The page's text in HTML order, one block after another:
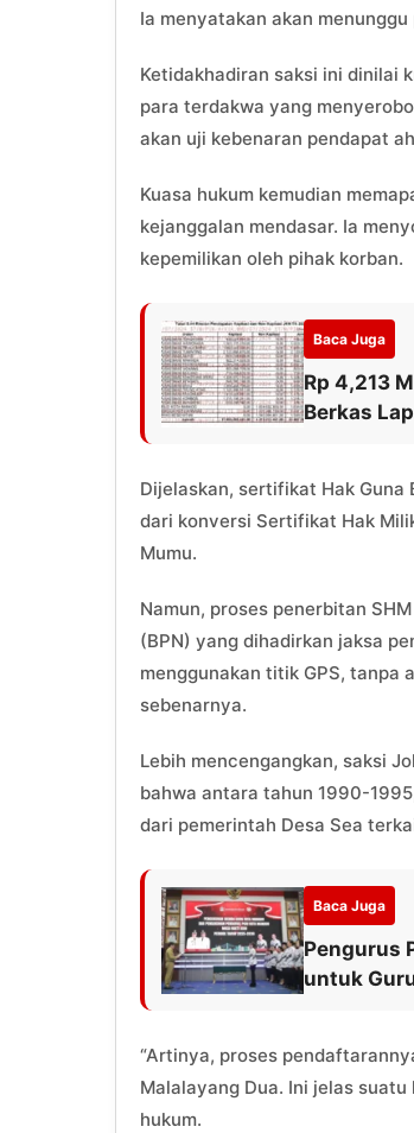
Ia menyatakan akan
Ketidakhadiran saksi ini dinilai
para terdakwa yang
akan uji kebenaran pendapat
Kuasa hukum kemudian
kejanggalan mendasar. Ia
kepemilikan oleh pihak korban.
Baca Juga
Rp 4,213
Berkas
Dijelaskan, sertifikat Hak Guna
dari konversi Sertifikat Hak
Mumu.
Namun, proses penerbitan
(BPN) yang dihadirkan jaksa
menggunakan titik GPS, tanpa
sebenarnya.
Lebih mencengangkan, saksi
bahwa antara tahun 1990-
dari pemerintah Desa Sea
Baca Juga
Pengurus
untuk
“Artinya, proses
Malalayang Dua. Ini jelas
hukum.